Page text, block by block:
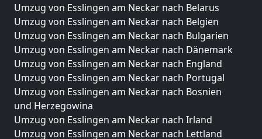
Umzug von Esslingen am Neckar nach Belarus
Umzug von Esslingen am Neckar nach Belgien
Umzug von Esslingen am Neckar nach Bulgarien
Umzug von Esslingen am Neckar nach Dänemark
Umzug von Esslingen am Neckar nach England
Umzug von Esslingen am Neckar nach Portugal
Umzug von Esslingen am Neckar nach Bosnien
und Herzegowina
Umzug von Esslingen am Neckar nach Irland
Umzug von Esslingen am Neckar nach Lettland